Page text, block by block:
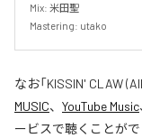
Mix: 米田聖
Mastering: utako
なお「KISSIN' CLAW
MUSIC、 YouTube Music
ービスで聴くことがで